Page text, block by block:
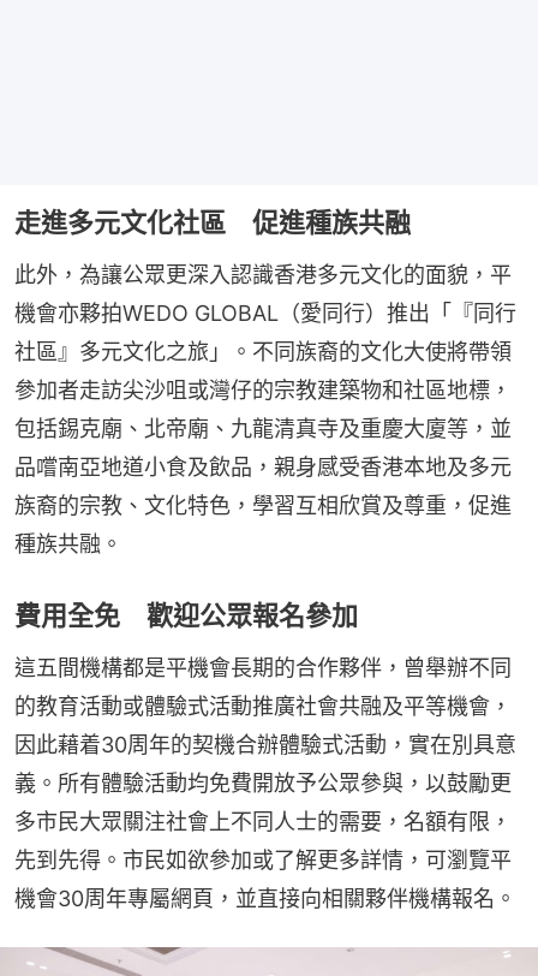
走進多元文化社區 促進種族共融
此外，為讓公眾更深入認識香港多元文化的面貌，平
機會亦夥拍WEDO GLOBAL（愛同行）推出「『同行
社區』多元文化之旅」。不同族裔的文化大使將帶領
參加者走訪尖沙咀或灣仔的宗教建築物和社區地標，
包括錫克廟、北帝廟、九龍清真寺及重慶大廈等，並
品嚐南亞地道小食及飲品，親身感受香港本地及多元
族裔的宗教、文化特色，學習互相欣賞及尊重，促進
種族共融。
費用全免 歡迎公眾報名參加
這五間機構都是平機會長期的合作夥伴，曾舉辦不同
的教育活動或體驗式活動推廣社會共融及平等機會，
因此藉着30周年的契機合辦體驗式活動，實在別具意
義。所有體驗活動均免費開放予公眾參與，以鼓勵更
多市民大眾關注社會上不同人士的需要，名額有限，
先到先得。市民如欲參加或了解更多詳情，可瀏覽平
機會30周年專屬網頁，並直接向相關夥伴機構報名。